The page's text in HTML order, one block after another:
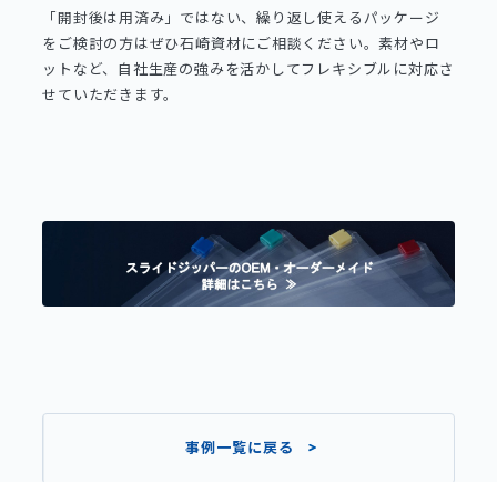
「開封後は用済み」ではない、繰り返し使えるパッケージ
をご検討の方はぜひ石崎資材にご相談ください。素材やロ
ットなど、自社生産の強みを活かしてフレキシブルに対応さ
せていただきます。
事例一覧に戻る